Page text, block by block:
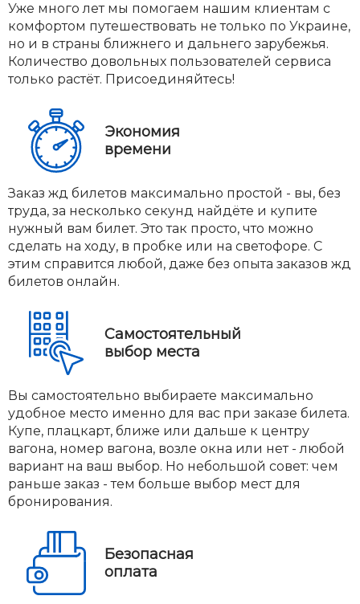
Уже много лет мы помогаем нашим клиентам с
комфортом путешествовать не только по Украине,
но и в страны ближнего и дальнего зарубежья.
Количество довольных пользователей сервиса
только растёт. Присоединяйтесь!
Экономия
времени
Заказ жд билетов максимально простой - вы, без
труда, за несколько секунд найдёте и купите
нужный вам билет. Это так просто, что можно
сделать на ходу, в пробке или на светофоре. С
этим справится любой, даже без опыта заказов жд
билетов онлайн.
Самостоятельный
выбор места
Вы самостоятельно выбираете максимально
удобное место именно для вас при заказе билета.
Купе, плацкарт, ближе или дальше к центру
вагона, номер вагона, возле окна или нет - любой
вариант на ваш выбор. Но небольшой совет: чем
раньше заказ - тем больше выбор мест для
бронирования.
Безопасная
оплата